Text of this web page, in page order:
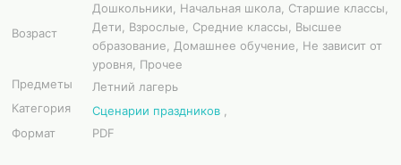
Возраст
Дошкольники, Начальная школа, Старшие классы,
Дети, Взрослые, Средние классы, Высшее
образование, Домашнее обучение, Не зависит от
уровня, Прочее
Предметы
Летний лагерь
Категория
Сценарии праздников ,
Формат
PDF